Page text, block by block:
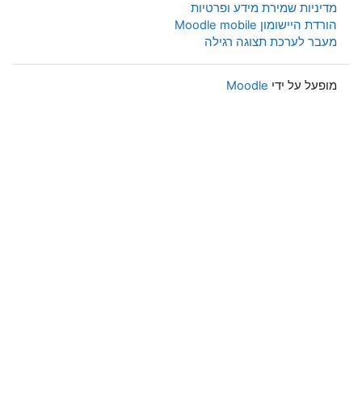
מדיניות שמירת מידע ופרטיות
הורדת היישומון Moodle mobile
מעבר לערכת תצוגה רגילה
מופעל על ידי Moodle